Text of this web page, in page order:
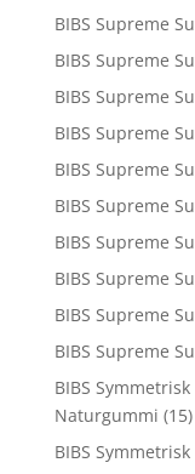
BIBS Supreme
BIBS Supreme
BIBS Supreme
BIBS Supreme
BIBS Supreme
BIBS Supreme
BIBS Supreme
BIBS Supreme
BIBS Supreme
BIBS Supreme
BIBS
Naturgummi (15)
BIBS